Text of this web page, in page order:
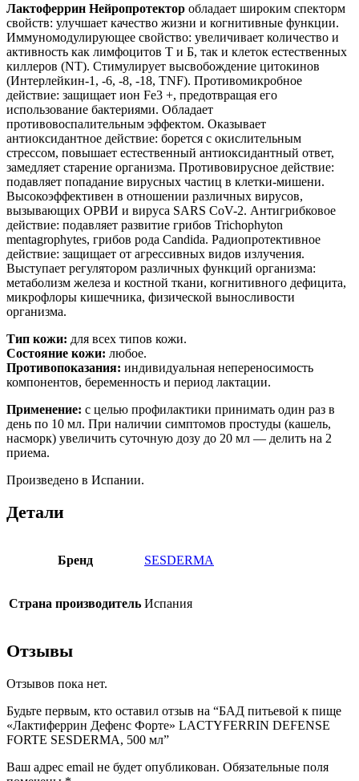
Лактоферрин Нейропротектор обладает широким спекторм
свойств: улучшает качество жизни и когнитивные функции.
Иммуномодулирующее свойство: увеличивает количество и
активность как лимфоцитов T и Б, так и клеток естественных
киллеров (NT). Стимулирует высвобождение цитокинов
(Интерлейкин-1, -6, -8, -18, TNF). Противомикробное
действие: защищает ион Fe3 +, предотвращая его
использование бактериями. Обладает
противовоспалительным эффектом. Оказывает
антиоксидантное действие: борется с окислительным
стрессом, повышает естественный антиоксидантный ответ,
замедляет старение организма. Противовирусное действие:
подавляет попадание вирусных частиц в клетки-мишени.
Высокоэффективен в отношении различных вирусов,
вызывающих ОРВИ и вируса SARS CoV-2. Антигрибковое
действие: подавляет развитие грибов Trichophyton
mentagrophytes, грибов рода Candida. Радиопротективное
действие: защищает от агрессивных видов излучения.
Выступает регулятором различных функций организма:
метаболизм железа и костной ткани, когнитивного дефицита,
микрофлоры кишечника, физической выносливости
организма.
Тип кожи: для всех типов кожи.
Состояние кожи: любое.
Противопоказания: индивидуальная непереносимость
компонентов, беременность и период лактации.
Применение: с целью профилактики принимать один раз в
день по 10 мл. При наличии симптомов простуды (кашель,
насморк) увеличить суточную дозу до 20 мл — делить на 2
приема.
Произведено в Испании.
Детали
Бренд SESDERMA
Страна производитель Испания
Отзывы
Отзывов пока нет.
Будьте первым, кто оставил отзыв на “БАД питьевой к пище
«Лактиферрин Дефенс Форте» LACTYFERRIN DEFENSE
FORTE SESDERMA, 500 мл”
Ваш адрес email не будет опубликован. Обязательные поля